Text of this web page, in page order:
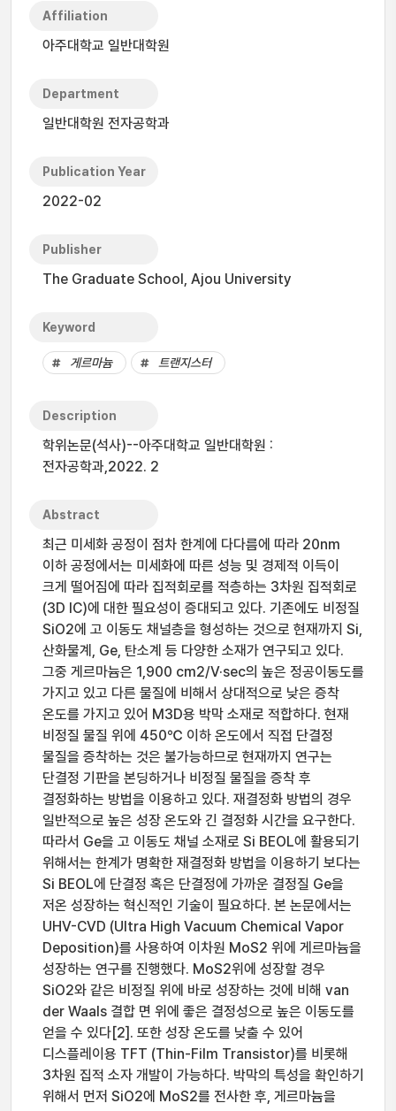
Affiliation
아주대학교 일반대학원
Department
일반대학원 전자공학과
Publication Year
2022-02
Publisher
The Graduate School, Ajou University
Keyword
게르마늄 트랜지스터
Description
학위논문(석사)--아주대학교 일반대학원 :
전자공학과,2022. 2
Abstract
최근 미세화 공정이 점차 한계에 다다름에 따라 20nm
이하 공정에서는 미세화에 따른 성능 및 경제적 이득이
크게 떨어짐에 따라 집적회로를 적층하는 3차원 집적회로
(3D IC)에 대한 필요성이 증대되고 있다. 기존에도 비정질
SiO2에 고 이동도 채널층을 형성하는 것으로 현재까지 Si,
산화물계, Ge, 탄소계 등 다양한 소재가 연구되고 있다.
그중 게르마늄은 1,900 cm2/V·sec의 높은 정공이동도를
가지고 있고 다른 물질에 비해서 상대적으로 낮은 증착
온도를 가지고 있어 M3D용 박막 소재로 적합하다. 현재
비정질 물질 위에 450℃ 이하 온도에서 직접 단결정
물질을 증착하는 것은 불가능하므로 현재까지 연구는
단결정 기판을 본딩하거나 비정질 물질을 증착 후
결정화하는 방법을 이용하고 있다. 재결정화 방법의 경우
일반적으로 높은 성장 온도와 긴 결정화 시간을 요구한다.
따라서 Ge을 고 이동도 채널 소재로 Si BEOL에 활용되기
위해서는 한계가 명확한 재결정화 방법을 이용하기 보다는
Si BEOL에 단결정 혹은 단결정에 가까운 결정질 Ge을
저온 성장하는 혁신적인 기술이 필요하다. 본 논문에서는
UHV-CVD (Ultra High Vacuum Chemical Vapor
Deposition)를 사용하여 이차원 MoS2 위에 게르마늄을
성장하는 연구를 진행했다. MoS2위에 성장할 경우
SiO2와 같은 비정질 위에 바로 성장하는 것에 비해 van
der Waals 결합 면 위에 좋은 결정성으로 높은 이동도를
얻을 수 있다[2]. 또한 성장 온도를 낮출 수 있어
디스플레이용 TFT (Thin-Film Transistor)를 비롯해
3차원 집적 소자 개발이 가능하다. 박막의 특성을 확인하기
위해서 먼저 SiO2에 MoS2를 전사한 후, 게르마늄을